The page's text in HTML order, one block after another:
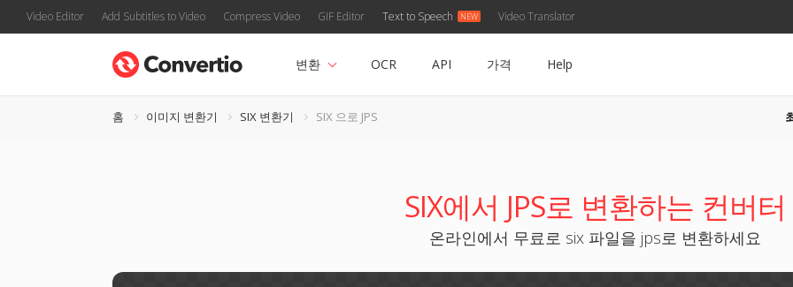
Video Editor Add Subtitles to Video Compress Video GIF Editor Text to Speech Video Translator
변환 OCR API 가격 Help
홈 이미지 변환기 SIX 변환기 SIX 으로 JPS
SIX에서 JPS로 변환하는 컨버터
온라인에서 무료로 six 파일을 jps로 변환하세요